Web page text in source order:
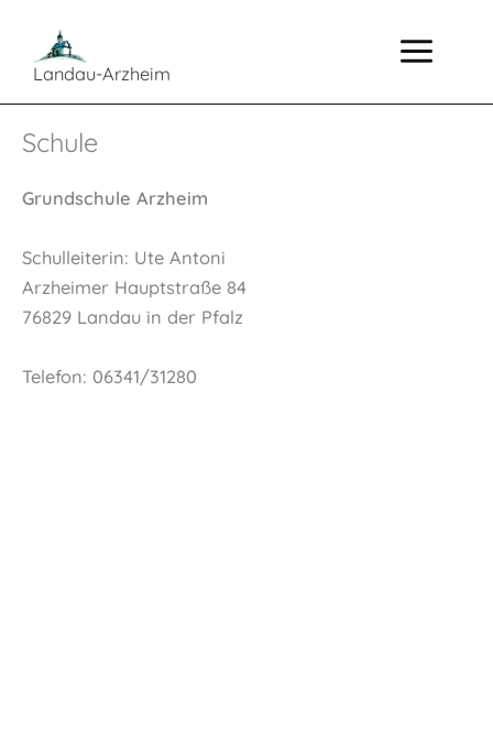
springenLandau-Arzheim
Schule
Grundschule Arzheim
Schulleiterin: Ute Antoni
Arzheimer Hauptstraße 84
76829 Landau in der Pfalz
Telefon: 06341/31280